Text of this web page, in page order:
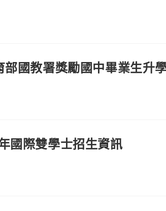
國教署獎勵國中畢業生升
國際雙學士招生資訊